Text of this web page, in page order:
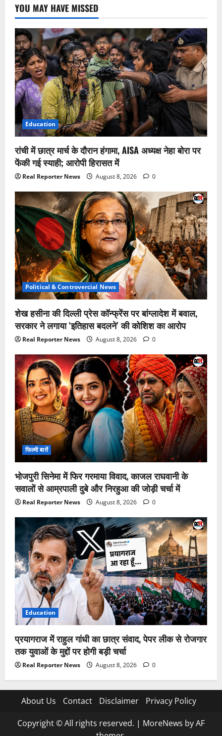
YOU MAY HAVE MISSED
Education
रांची में छात्र मार्च के दौरान हंगामा, AISA अध्यक्ष नेहा बोरा पर
फेंकी गई स्याही; आरोपी हिरासत में
Real Reporter News August 8, 2026 0
Political & Controvercial News
शेख हसीना की दिल्ली प्रेस कॉन्फ्रेंस पर बांग्लादेश में बवाल,
सरकार ने लगाया ‘इतिहास बदलने’ की कोशिश का आरोप
Real Reporter News August 8, 2026 0
फिल्मी बातें
भोजपुरी सिनेमा में फिर गरमाया विवाद, काजल राघवानी के
सवालों से आम्रपाली दुबे और निरहुआ की जोड़ी चर्चा में
Real Reporter News August 8, 2026 0
Education
प्रयागराज में राहुल गांधी का छात्र संवाद, पेपर लीक से रोजगार
तक युवाओं के मुद्दों पर होगी बड़ी चर्चा
Real Reporter News August 8, 2026 0
About Us Contact Disclaimer Privacy Policy
Copyright © All rights reserved. | MoreNews by AF